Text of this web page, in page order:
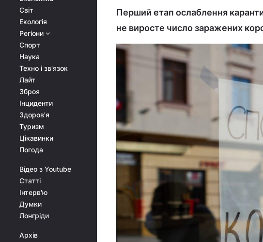
Світ
Екологія
Регіони
Спорт
Наука
Техно і зв'язок
Лайт
Зброя
Інциденти
Здоров'я
Туризм
Цікавинки
Погода
Відео з Youtube
Статті
Інтерв'ю
Думки
Лонгріди
Архів
Перший етап ослаблення
не виросте число заражених